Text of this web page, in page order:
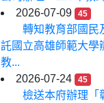
2026-07-09
45
轉知教育部國民
託國立高雄師範大學
教...
2026-07-24
45
檢送本府辦理「